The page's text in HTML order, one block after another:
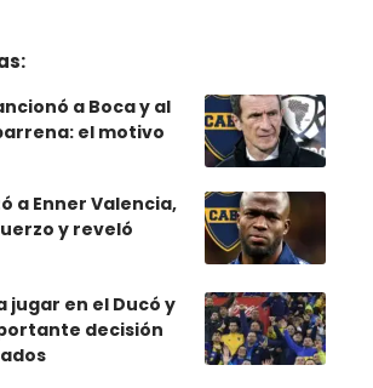
a Boca y al
el motivo
a Enner Valencia,
y reveló
jugar en el Ducó y
decisión